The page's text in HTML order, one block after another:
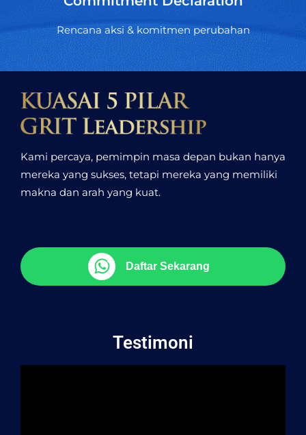
Rencana aksi & komitmen perubahan
Kami percaya, pemimpin masa depan bukan hanya
mereka yang sukses, tetapi mereka yang memiliki
makna dan arah yang kuat.
Daftar Sekarang
Testimoni